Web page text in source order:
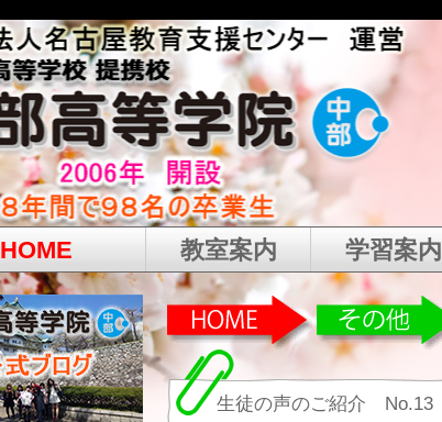
HOME 教室案内 学習案内
生徒の声のご紹介 No.13